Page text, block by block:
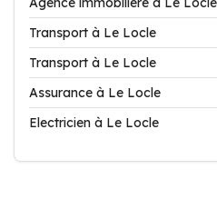
Transport à Le Locle
Transport à Le Locle
Assurance à Le Locle
Electricien à Le Locle